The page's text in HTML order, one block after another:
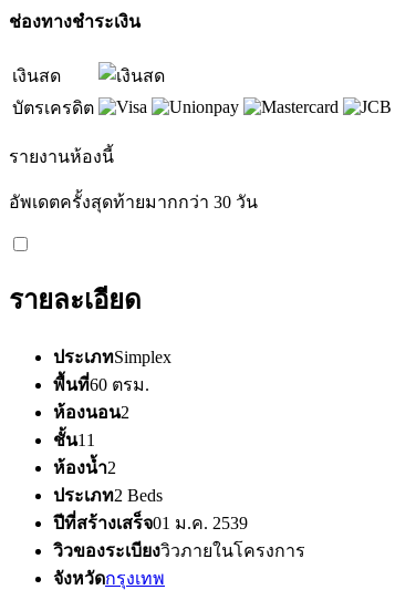
ช่องทางชำระเงิน
เงินสด
บัตรเครดิต
รายงานห้องนี้
อัพเดตครั้งสุดท้ายมากกว่า 30 วัน
รายละเอียด
ประเภทSimplex
พื้นที่60 ตรม.
ห้องนอน2
ชั้น11
ห้องน้ำ2
ประเภท2 Beds
ปีที่สร้างเสร็จ01 ม.ค. 2539
วิวของระเบียงวิวภายในโครงการ
จังหวัดกรุงเทพ